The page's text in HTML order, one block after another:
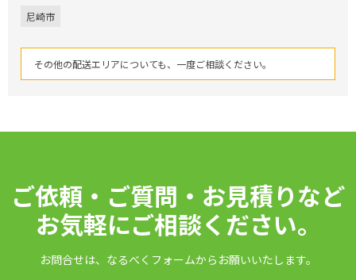
尼崎市
その他の配送エリアについても、一度ご相談ください。
ご依頼・ご質問・お見積りなど
お気軽にご相談ください。
お問合せは、なるべくフォームからお願いいたします。